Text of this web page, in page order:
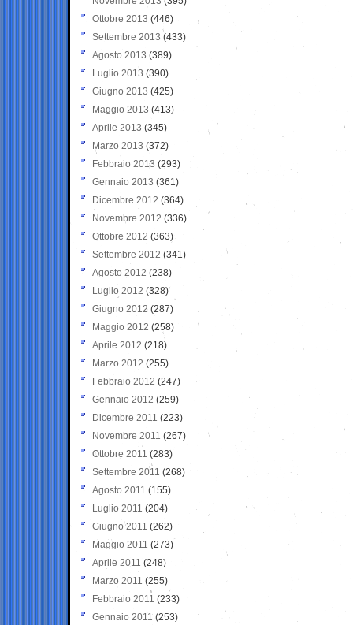
Ottobre 2013 (446)
Settembre 2013 (433)
Agosto 2013 (389)
Luglio 2013 (390)
Giugno 2013 (425)
Maggio 2013 (413)
Aprile 2013 (345)
Marzo 2013 (372)
Febbraio 2013 (293)
Gennaio 2013 (361)
Dicembre 2012 (364)
Novembre 2012 (336)
Ottobre 2012 (363)
Settembre 2012 (341)
Agosto 2012 (238)
Luglio 2012 (328)
Giugno 2012 (287)
Maggio 2012 (258)
Aprile 2012 (218)
Marzo 2012 (255)
Febbraio 2012 (247)
Gennaio 2012 (259)
Dicembre 2011 (223)
Novembre 2011 (267)
Ottobre 2011 (283)
Settembre 2011 (268)
Agosto 2011 (155)
Luglio 2011 (204)
Giugno 2011 (262)
Maggio 2011 (273)
Aprile 2011 (248)
Marzo 2011 (255)
Febbraio 2011 (233)
Gennaio 2011 (253)